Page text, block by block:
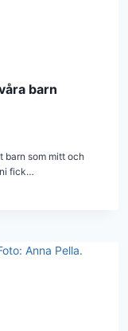
barn
barn som mitt och
fick…